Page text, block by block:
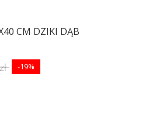
CM DZIKI DĄB
-19%